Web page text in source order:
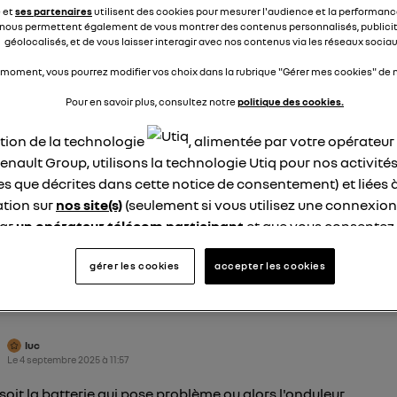
quelques minutes après, j'ai eu le message "Batterie 12v
arrêt du système" et l'écran est devenu noir.
sur la batterie 12v un chargeur pendant 2 heure et
redevenu normal.
vous déjà eu ce pb ? Que faire ?
les 7 réponses à la question Pb démarrage
luc
Le4 septembre 2025à11:57
etses partenairesutilisent des cookies pour mesurer l'audience et la
permettent également de vous montrer des contenus personnalisés,
géolocalisés, et de vous laisser interagir avec nos contenus via les réseaux
vous pourrez modifier vos choix dans la rubrique "Gérer mes cookies" de
Pour en savoir plus, consultez notrepolitique des cookies.
de la technologie
, alimentée par votre
Group, utilisons la technologie Utiq pour nos
que décrites dans cette notice de consentement) et liées
sur nos site(s) (seulement si vous utilisez une
un opérateur télécom participant et que vous
site).
Utiq a été conçue pour la protection de vos données
en vous offrant choix et contrôle.
un identifiant créé par votre opérateur télécom basé sur
est associé à votre connexion internet. Ainsi, toutes les
gérer les cookies accepter les cookies